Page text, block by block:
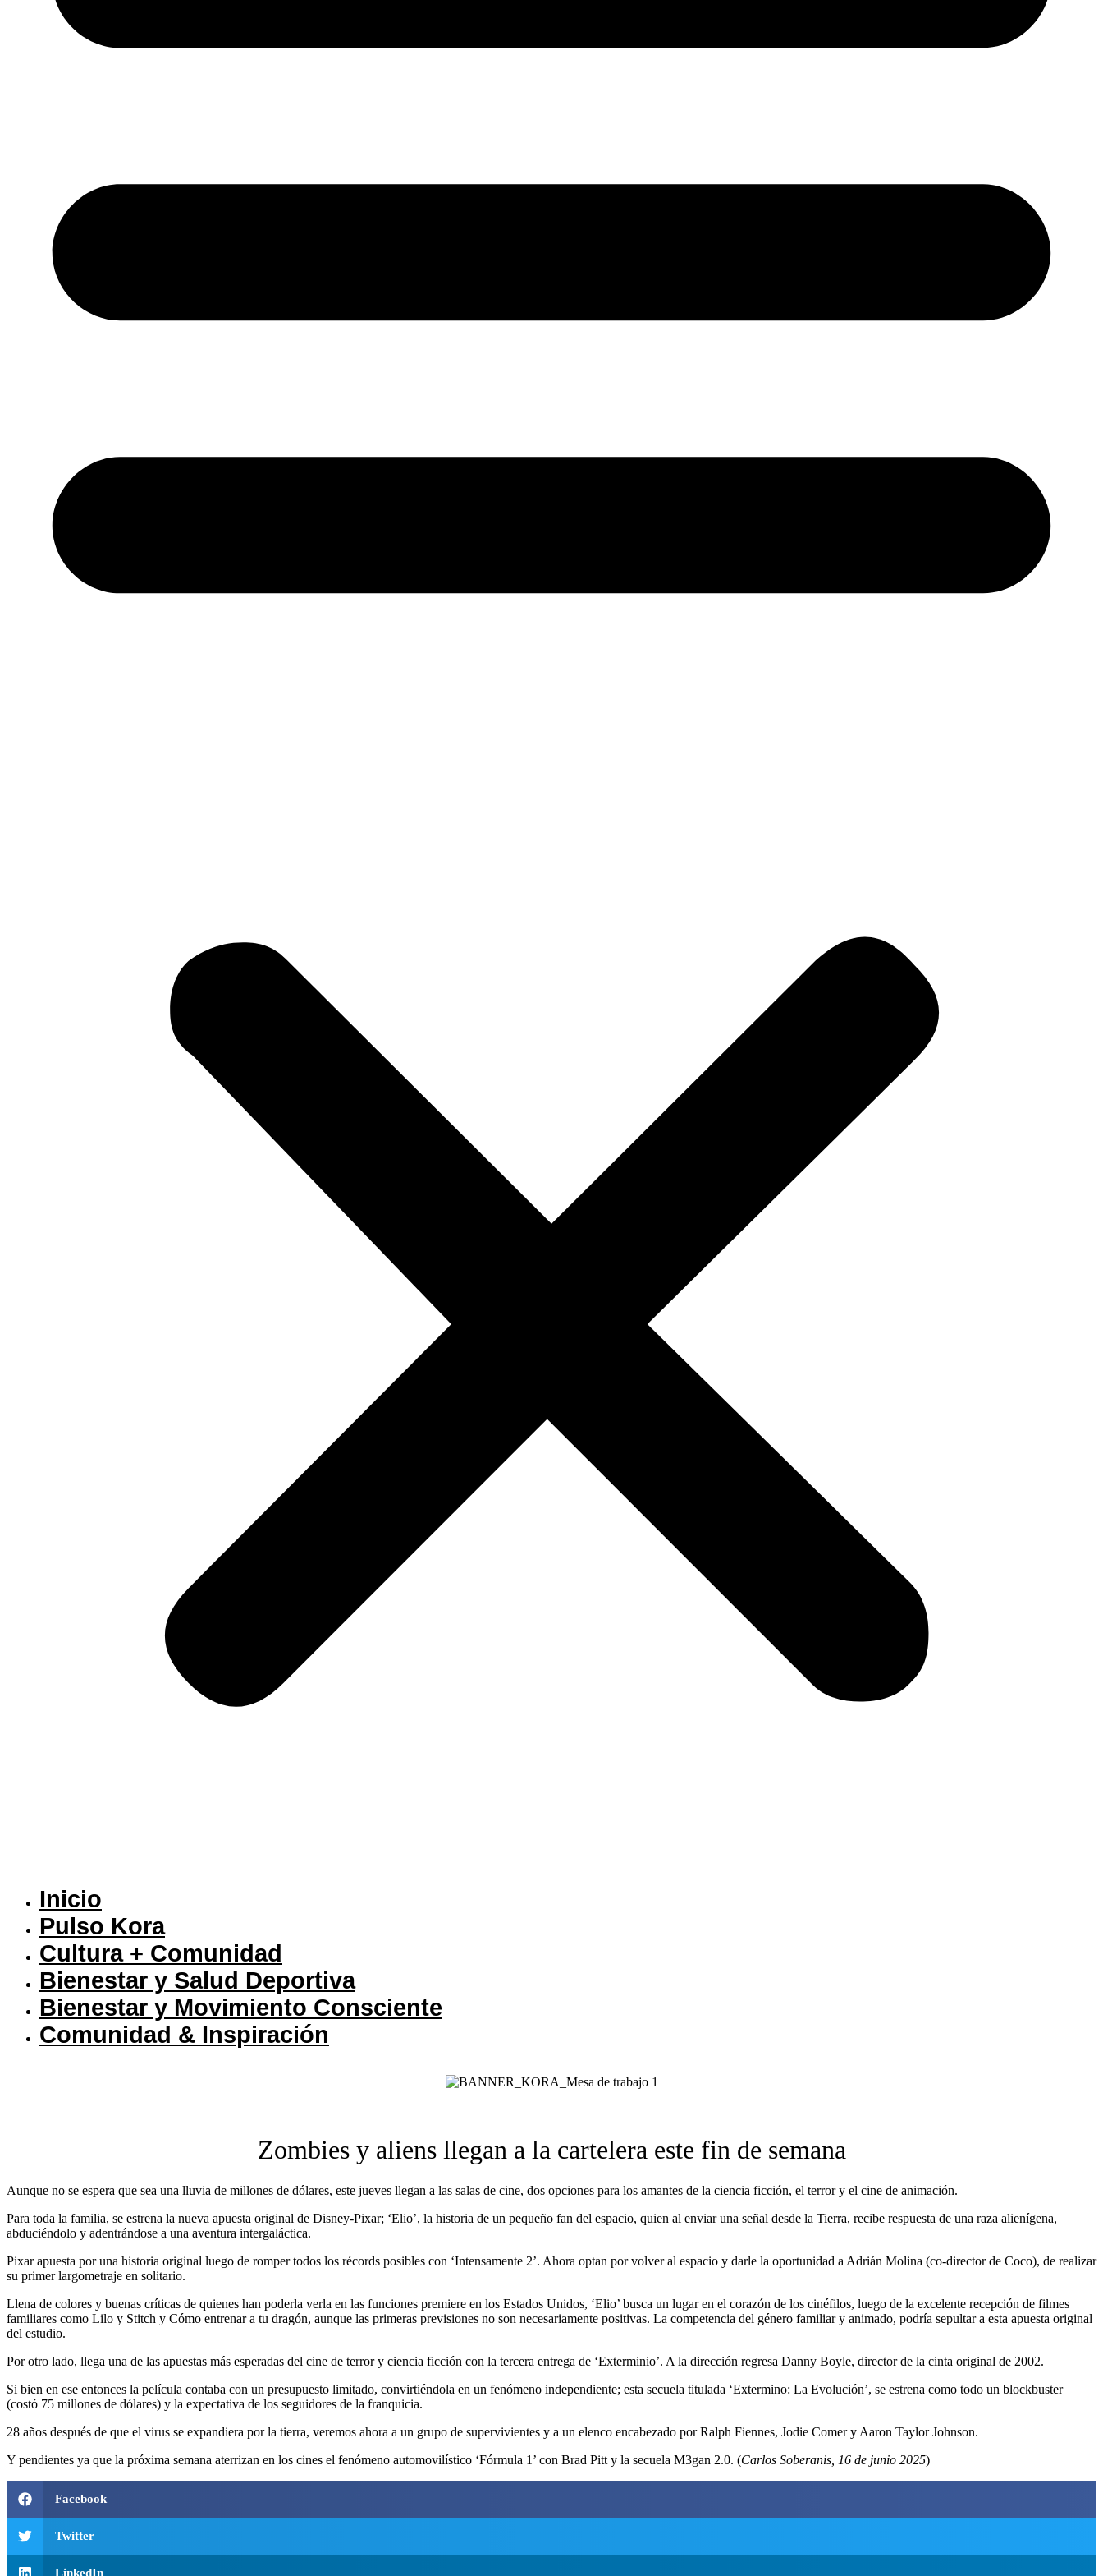
Inicio
Pulso Kora
⁠Cultura + Comunidad
⁠Bienestar y Salud Deportiva
Bienestar y Movimiento Consciente
Comunidad & Inspiración
Zombies y aliens llegan a la cartelera este fin de semana
Aunque no se espera que sea una lluvia de millones de dólares, este jueves llegan a las salas de cine, dos opciones para los amantes de la ciencia ficción, el terror y el cine de animación.
Para toda la familia, se estrena la nueva apuesta original de Disney-Pixar; ‘Elio’, la historia de un pequeño fan del espacio, quien al enviar una señal desde la Tierra, recibe respuesta de una raza alienígena,
abduciéndolo y adentrándose a una aventura intergaláctica.
Pixar apuesta por una historia original luego de romper todos los récords posibles con ‘Intensamente 2’. Ahora optan por volver al espacio y darle la oportunidad a Adrián Molina (co-director de Coco), de realizar
su primer largometraje en solitario.
Llena de colores y buenas críticas de quienes han poderla verla en las funciones premiere en los Estados Unidos, ‘Elio’ busca un lugar en el corazón de los cinéfilos, luego de la excelente recepción de filmes
familiares como Lilo y Stitch y Cómo entrenar a tu dragón, aunque las primeras previsiones no son necesariamente positivas. La competencia del género familiar y animado, podría sepultar a esta apuesta original
del estudio.
Por otro lado, llega una de las apuestas más esperadas del cine de terror y ciencia ficción con la tercera entrega de ‘Exterminio’. A la dirección regresa Danny Boyle, director de la cinta original de 2002.
Si bien en ese entonces la película contaba con un presupuesto limitado, convirtiéndola en un fenómeno independiente; esta secuela titulada ‘Extermino: La Evolución’, se estrena como todo un blockbuster
(costó 75 millones de dólares) y la expectativa de los seguidores de la franquicia.
28 años después de que el virus se expandiera por la tierra, veremos ahora a un grupo de supervivientes y a un elenco encabezado por Ralph Fiennes, Jodie Comer y Aaron Taylor Johnson.
Y pendientes ya que la próxima semana aterrizan en los cines el fenómeno automovilístico ‘Fórmula 1’ con Brad Pitt y la secuela M3gan 2.0. (Carlos Soberanis, 16 de junio 2025)
Facebook
Twitter
LinkedIn